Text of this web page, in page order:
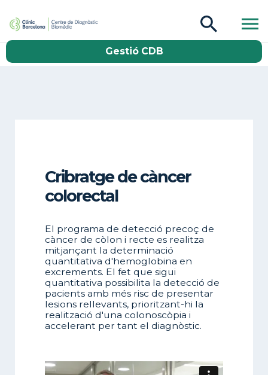
Gestió CDB
Cribratge de càncer
colorectal
El programa de detecció precoç de
càncer de còlon i recte es realitza
mitjançant la determinació
quantitativa d'hemoglobina en
excrements. El fet que sigui
quantitativa possibilita la detecció de
pacients amb més risc de presentar
lesions rellevants, prioritzant-hi la
realització d'una colonoscòpia i
accelerant per tant el diagnòstic.